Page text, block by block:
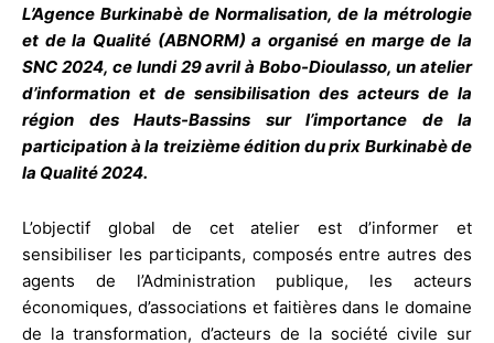
L’Agence Burkinabè de Normalisation, de la métrologie
et de la Qualité (ABNORM) a organisé en marge de la
SNC 2024, ce lundi 29 avril à Bobo-Dioulasso, un atelier
d’information et de sensibilisation des acteurs de la
région des Hauts-Bassins sur l’importance de la
participation à la treizième édition du prix Burkinabè de
la Qualité 2024.
L’objectif global de cet atelier est d’informer et
sensibiliser les participants, composés entre autres des
agents de l’Administration publique, les acteurs
économiques, d’associations et faitières dans le domaine
de la transformation, d’acteurs de la société civile sur